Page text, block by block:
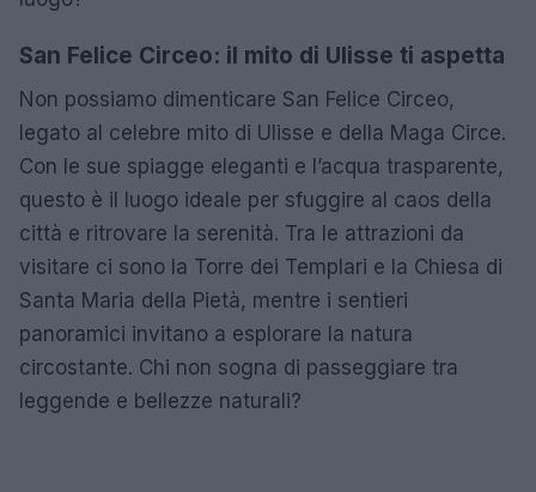
San Felice Circeo: il mito di Ulisse ti aspetta
Non possiamo dimenticare San Felice Circeo,
legato al celebre mito di Ulisse e della Maga Circe.
Con le sue spiagge eleganti e l’acqua trasparente,
questo è il luogo ideale per sfuggire al caos della
città e ritrovare la serenità. Tra le attrazioni da
visitare ci sono la Torre dei Templari e la Chiesa di
Santa Maria della Pietà, mentre i sentieri
panoramici invitano a esplorare la natura
circostante. Chi non sogna di passeggiare tra
leggende e bellezze naturali?